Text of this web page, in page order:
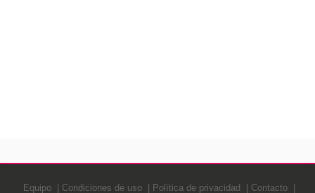
Equipo Condiciones de uso Política de privacidad Contacto